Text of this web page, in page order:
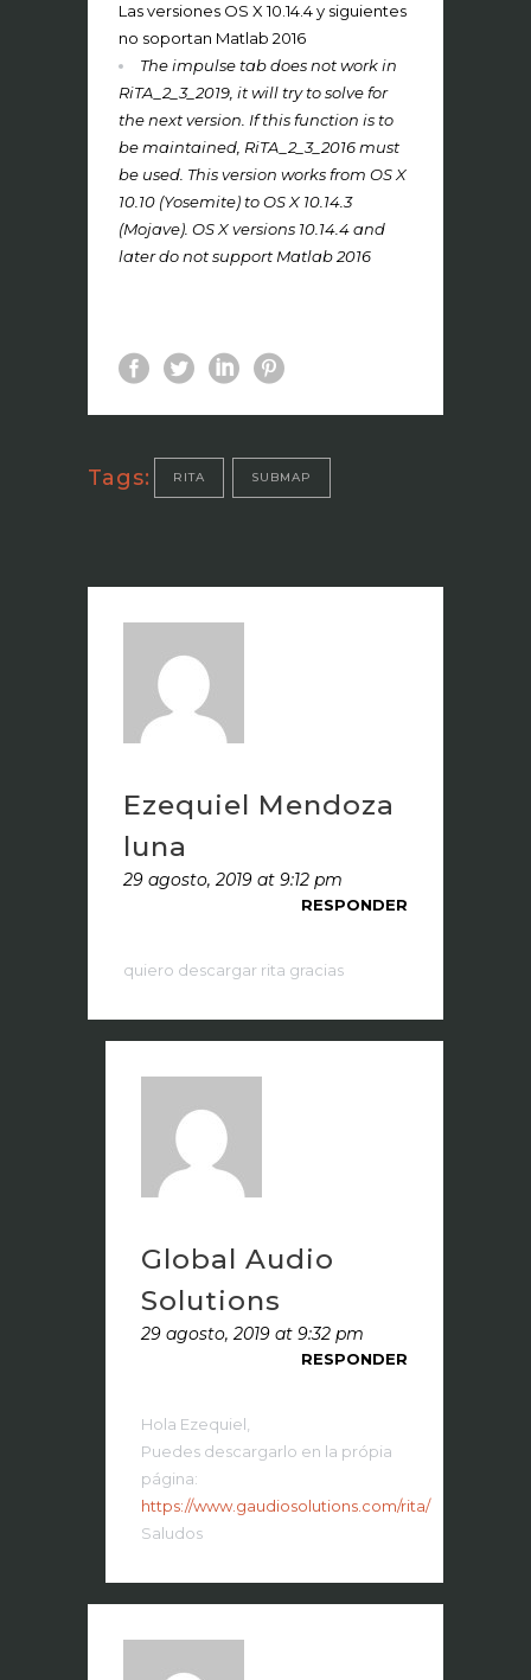
Las versiones OS X 10.14.4 y siguientes
no soportan Matlab 2016
The impulse tab does not work in
RiTA_2_3_2019, it will try to solve for
the next version. If this function is to
be maintained, RiTA_2_3_2016 must
be used. This version works from OS X
10.10 (Yosemite) to OS X 10.14.3
(Mojave). OS X versions 10.14.4 and
later do not support Matlab 2016
Tags: RITA SUBMAP
Ezequiel Mendoza
luna
29 agosto, 2019 at 9:12 pm
RESPONDER
quiero descargar rita gracias
Global Audio
Solutions
29 agosto, 2019 at 9:32 pm
RESPONDER
Hola Ezequiel,
Puedes descargarlo en la própia
página:
https://www.gaudiosolutions.com/rita/
Saludos